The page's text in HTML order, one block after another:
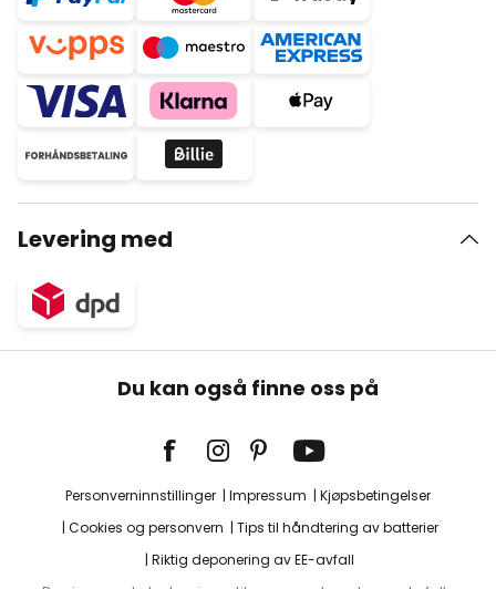
Levering med
Du kan også finne oss på
Personverninnstillinger Impressum
Kjøpsbetingelser
Cookies og personvern
Tips til håndtering av batterier
Riktig deponering av EE-avfall